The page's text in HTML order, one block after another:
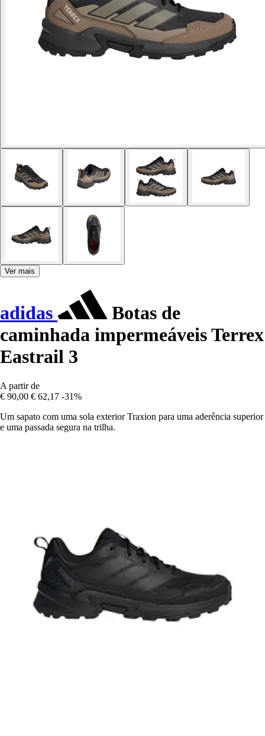
Ver mais
adidas
Botas de
caminhada impermeáveis Terrex
Eastrail 3
A partir de
€ 90,00 € 62,17 -31%
Um sapato com uma sola exterior Traxion para uma aderência superior
e uma passada segura na trilha.